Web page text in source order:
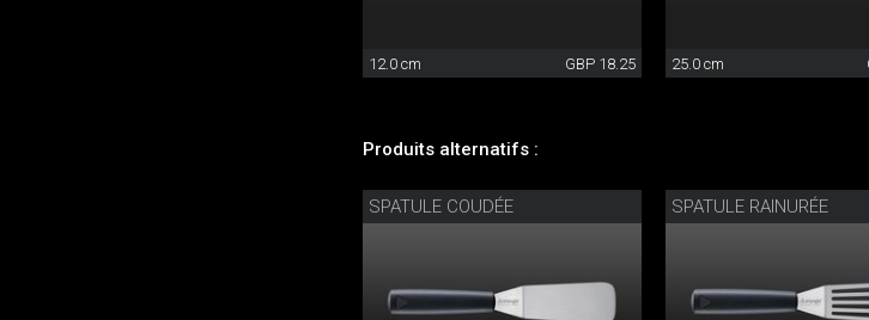
12.0 cm GBP 18.25 25.0 cm
Produits alternatifs :
SPATULE COUDÉE SPATULE RAINURÉE